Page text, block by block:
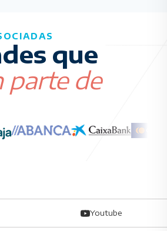
que
parte de
Youtube